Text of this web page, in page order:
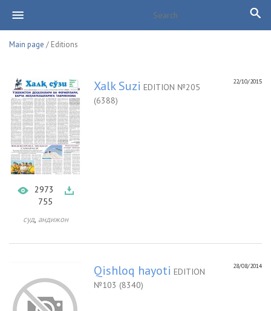
Main page / Editions
2973
755
суд, андижон
22/10/2015
Xalk Suzi EDITION №205
(6388)
28/08/2014
Qishloq hayoti EDITION
№103 (8340)